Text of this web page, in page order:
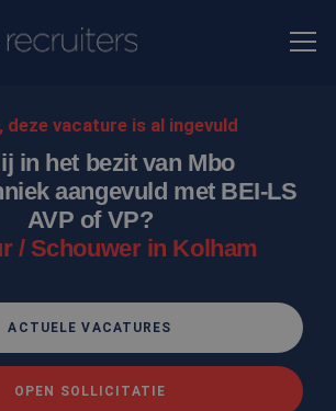
deze vacature is al ingevuld
in het bezit van Mbo
aangevuld met BEI-LS
AVP of VP?
/ Schouwer in Kolham
ACTUELE VACATURES
OPEN SOLLICITATIE